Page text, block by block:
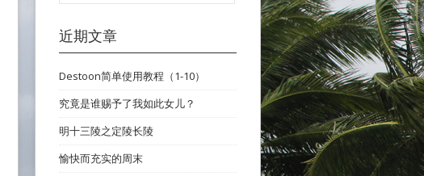
近期文章
Destoon简单使用教程（1-10）
究竟是谁赐予了我如此女儿？
明十三陵之定陵长陵
愉快而充实的周末